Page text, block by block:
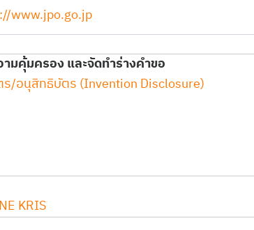
www.jpo.go.jp
คุ้มครอง และจัดทำร่างคำขอ
/อนุสิทธิบัตร (Invention Disclosure)
KRIS